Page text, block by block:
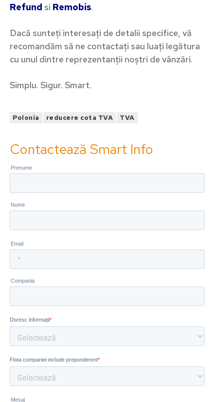
Refund si Remobis.
Dacă sunteți interesați de detalii specifice, vă
recomandăm să ne contactați sau luați legătura
cu unul dintre reprezentanții noștri de vânzări.
Simplu. Sigur. Smart.
Polonia reducere cota TVA TVA
Contactează Smart Info